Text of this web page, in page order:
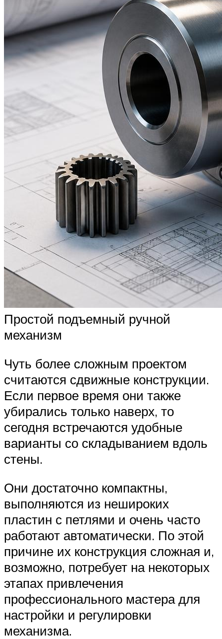
Простой подъемный ручной
механизм
Чуть более сложным проектом
считаются сдвижные конструкции.
Если первое время они также
убирались только наверх, то
сегодня встречаются удобные
варианты со складыванием вдоль
стены.
Они достаточно компактны,
выполняются из нешироких
пластин с петлями и очень часто
работают автоматически. По этой
причине их конструкция сложная и,
возможно, потребует на некоторых
этапах привлечения
профессионального мастера для
настройки и регулировки
механизма.